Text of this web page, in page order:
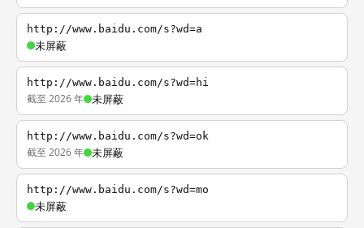
http://www.baidu.com/s?wd=a
未屏蔽
http://www.baidu.com/s?wd=hi
截至 2026 年 未屏蔽
http://www.baidu.com/s?wd=ok
截至 2026 年 未屏蔽
http://www.baidu.com/s?wd=mo
未屏蔽